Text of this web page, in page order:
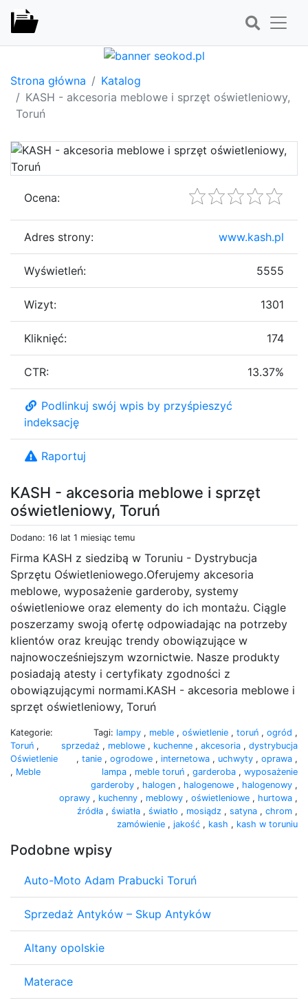
Strona główna
Katalog
KASH - akcesoria meblowe i sprzęt oświetleniowy,
Toruń
KASH - akcesoria meblowe i sprzęt
oświetleniowy, Toruń
Dodano: 16 lat 1 miesiąc temu
Firma KASH z siedzibą w Toruniu - Dystrybucja
Sprzętu Oświetleniowego.Oferujemy akcesoria
meblowe, wyposażenie garderoby, systemy
oświetleniowe oraz elementy do ich montażu. Ciągle
poszerzamy swoją ofertę odpowiadając na potrzeby
klientów oraz kreując trendy obowiązujące w
najnowocześniejszym wzornictwie. Nasze produkty
posiadają atesty i certyfikaty zgodności z
obowiązującymi normami.KASH - akcesoria meblowe i
sprzęt oświetleniowy, Toruń
Kategorie:
Toruń ,
Oświetlenie
, Meble
Tagi: lampy , meble , oświetlenie , toruń , ogród ,
sprzedaż , meblowe , kuchenne , akcesoria , dystrybucja
, tanie , ogrodowe , internetowa , uchwyty , oprawa ,
lampa , meble toruń , garderoba , wyposażenie
garderoby , halogen , halogenowe , halogenowy ,
oprawy , kuchenny , meblowy , oświetleniowe , hurtowa ,
źródła , światła , światło , mosiądz , satyna , chrom ,
zamówienie , jakość , kash , kash w toruniu
Podobne wpisy
Auto-Moto Adam Prabucki Toruń
Sprzedaż Antyków – Skup Antyków
Altany opolskie
Materace
Ocena:
Adres strony: www.kash.pl
Wyświetleń: 5555
Wizyt: 1301
Kliknięć: 174
CTR: 13.37%
Podlinkuj swój wpis by przyśpieszyć
indeksację
Raportuj